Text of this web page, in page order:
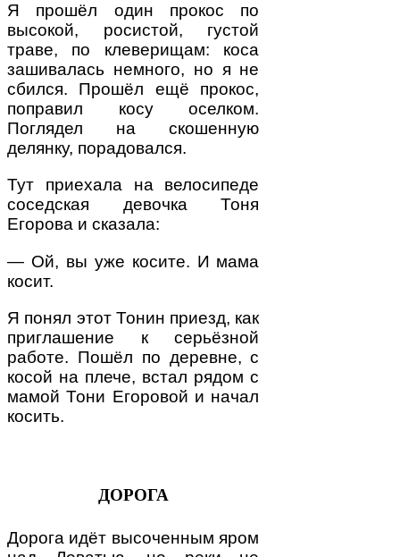
Я прошёл один прокос по
высокой, росистой, густой
траве, по клеверищам: коса
зашивалась немного, но я не
сбился. Прошёл ещё прокос,
поправил косу оселком.
Поглядел на скошенную
делянку, порадовался.
Тут приехала на велосипеде
соседская девочка Тоня
Егорова и сказала:
— Ой, вы уже косите. И мама
косит.
Я понял этот Тонин приезд, как
приглашение к серьёзной
работе. Пошёл по деревне, с
косой на плече, встал рядом с
мамой Тони Егоровой и начал
косить.
ДОРОГА
Дорога идёт высоченным яром